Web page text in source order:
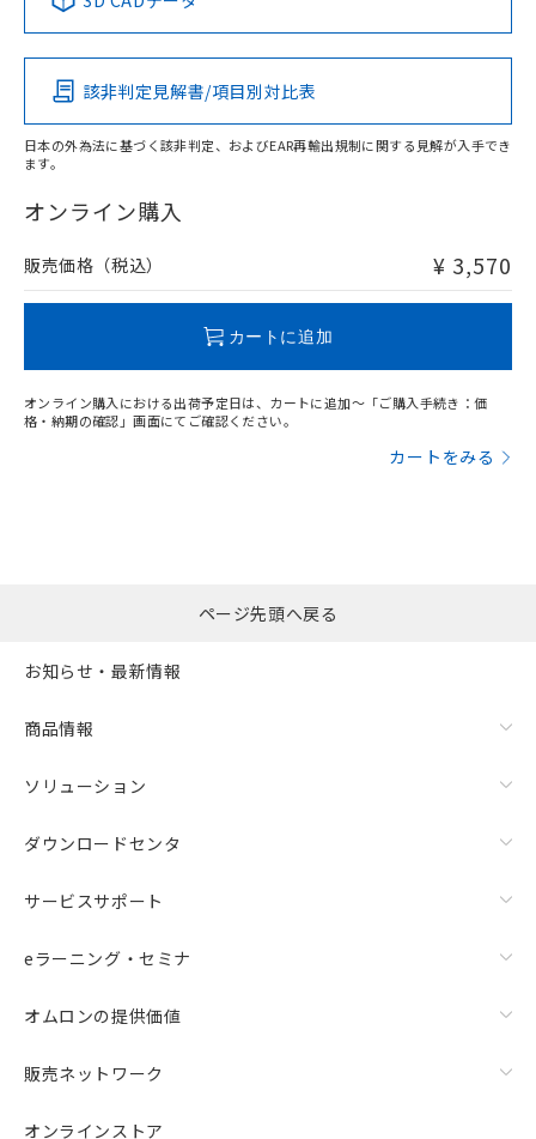
Pb Hg Cd Cr(VI)
O
在庫等で未対応品が混在する可能性があります。
問い合わせください。
該非判定見解書/項目別対比表
日本の外為法に基づく該非判定、およびEAR再輸出規制に関する見解が入手でき
ます。
オンライン購入
販売価格（税込） ¥ 3,570
カートに追加
オンライン購入における出荷予定日は、カートに追加～「ご購入手続き：価
格・納期の確認」画面にてご確認ください。
カートをみる
ページ先頭へ戻る
お知らせ・最新情報
商品情報
ソリューション
ダウンロードセンタ
サービスサポート
eラーニング・セミナ
オムロンの提供価値
販売ネットワーク
オンラインストア